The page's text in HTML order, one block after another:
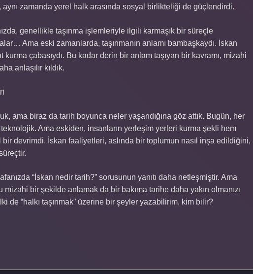
aynı zamanda yerel halk arasında sosyal birlikteliği de güçlendirdi.
genellikle taşınma işlemleriyle ilgili karmaşık bir süreçle
Ama eski zamanlarda, taşınmanın anlamı bambaşkaydı. İskan
çabasıydı. Bu kadar derin bir anlam taşıyan bir kavramı, mizahi
anlaşılır kıldık.
ama biraz da tarih boyunca neler yaşandığına göz attık. Bugün, her
Ama eskiden, insanların yerleşim yerleri kurma şekli hem
devrimdi. İskan faaliyetleri, aslında bir toplumun nasıl inşa edildiğini,
“İskan nedir tarih?” sorusunun yanıtı daha netleşmiştir. Ama
bir şekilde anlamak da bir bakıma tarihe daha yakın olmanızı
de “halkı taşınmak” üzerine bir şeyler yazabilirim, kim bilir?